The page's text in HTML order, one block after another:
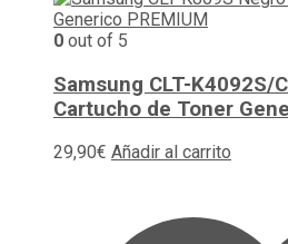
0 out of 5
Samsung CLT-K4092S/
Cartucho de Toner
29,90€ Añadir al carrito